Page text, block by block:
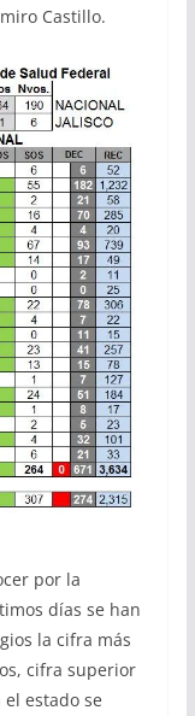
Castillo.
por la
días se han
la cifra más
cifra superior
estado se